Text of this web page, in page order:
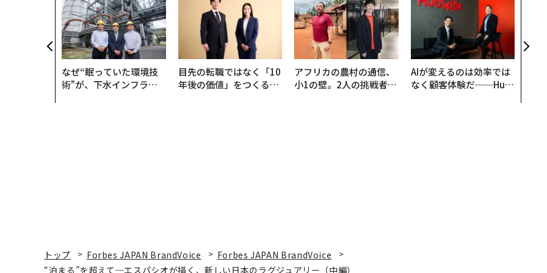
なぜ“眠っていた環境技
術”が、下水インフラを
目先の転職ではなく「10
年後の価値」をつくる─
アフリカの農村の通信、
小1の壁。2人の挑戦者が
AIが変えるのは効率では
なく顧客体験だ──Hub
トップ Forbes JAPAN BrandVoice
Forbes JAPAN BrandVoice
“泊まる”を超えて─エスパシオが描く、新しい日本のラグジュアリー（中編）